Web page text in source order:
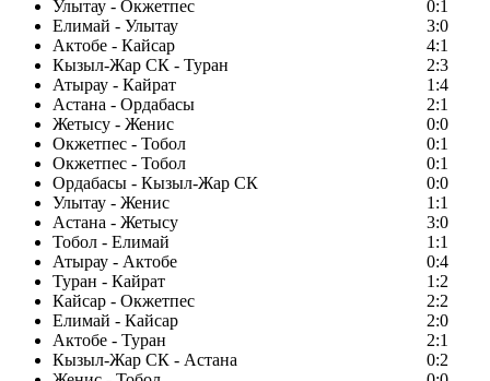
Улытау - Окжетпес
0:1
Елимай - Улытау
3:0
Актобе - Кайсар
4:1
Кызыл-Жар СК - Туран
2:3
Атырау - Кайрат
1:4
Астана - Ордабасы
2:1
Жетысу - Женис
0:0
Окжетпес - Тобол
0:1
Окжетпес - Тобол
0:1
Ордабасы - Кызыл-Жар СК
0:0
Улытау - Женис
1:1
Астана - Жетысу
3:0
Тобол - Елимай
1:1
Атырау - Актобе
0:4
Туран - Кайрат
1:2
Кайсар - Окжетпес
2:2
Елимай - Кайсар
2:0
Актобе - Туран
2:1
Кызыл-Жар СК - Астана
0:2